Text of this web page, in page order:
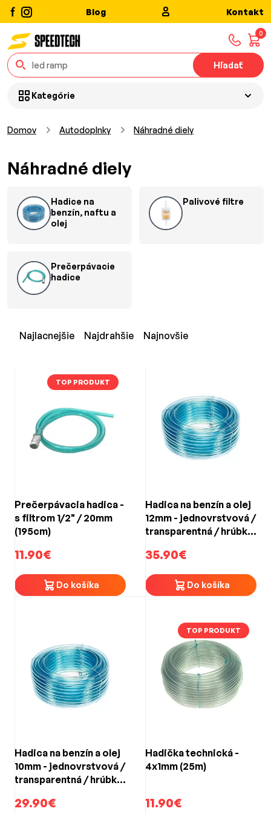
Blog Kontakt
0
Hľadať
Kategórie
Domov Autodoplnky Náhradné diely
Náhradné diely
Hadice na
benzín, naftu a
olej
Palivové filtre
Prečerpávacie
hadice
Najlacnejšie Najdrahšie Najnovšie
TOP PRODUKT
Prečerpávacia hadica -
s filtrom 1/2" / 20mm
(195cm)
11.90€
Do košíka
Hadica na benzín a olej
12mm - jednovrstvová /
transparentná / hrúbka
35.90€
Do košíka
Hadica na benzín a olej
10mm - jednovrstvová /
transparentná / hrúbka
29.90€
TOP PRODUKT
Hadička technická -
4x1mm (25m)
11.90€